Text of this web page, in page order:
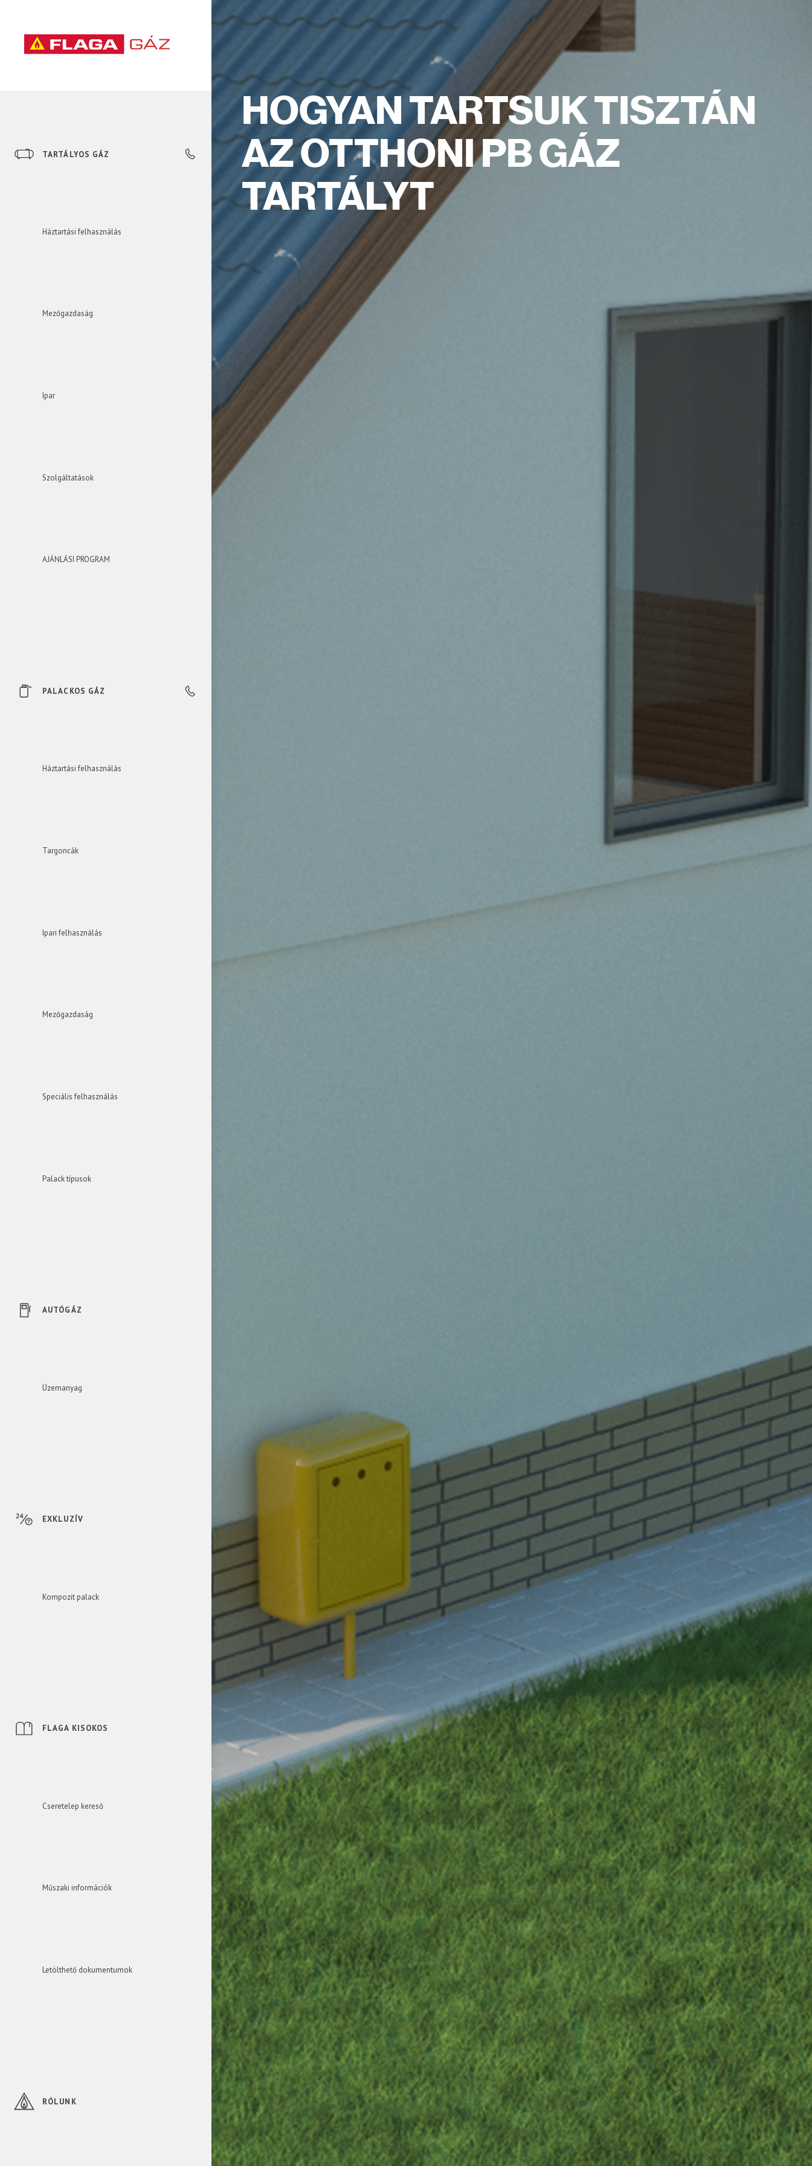
TARTÁLYOS GÁZ +36 23 535 535
Háztartási felhasználás
Mezőgazdaság
Ipar
Szolgáltatások
AJÁNLÁSI PROGRAM
PALACKOS GÁZ
Háztartási felhasználás
Targoncák
Ipari felhasználás
Mezőgazdaság
Speciális felhasználás
Palack típusok
AUTÓGÁZ
Üzemanyag
EXKLUZÍV
Kompozit palack
FLAGA KISOKOS
Cseretelep kereső
Műszaki információk
Letölthető dokumentumok
RÓLUNK
HOGYAN TARTSUK TISZTÁN
AZ OTTHONI PB GÁZ
TARTÁLYT